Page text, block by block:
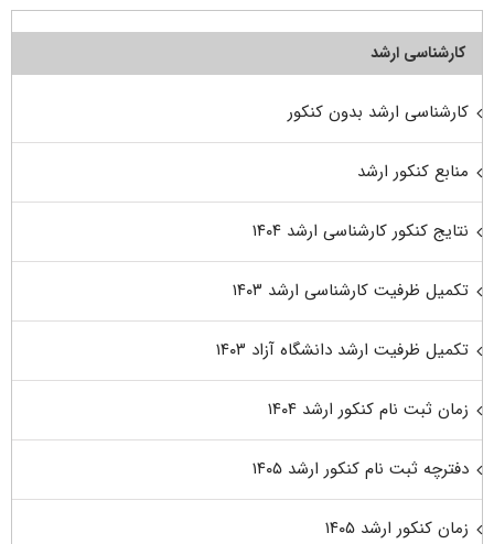
کارشناسی ارشد
کارشناسی ارشد بدون کنکور
منابع کنکور ارشد
نتایج کنکور کارشناسی ارشد ۱۴۰۴
تکمیل ظرفیت کارشناسی ارشد ۱۴۰۳
تکمیل ظرفیت ارشد دانشگاه آزاد ۱۴۰۳
زمان ثبت نام کنکور ارشد ۱۴۰۴
دفترچه ثبت نام کنکور ارشد ۱۴۰۵
زمان کنکور ارشد ۱۴۰۵